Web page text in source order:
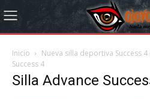
Inicio Nueva silla deportiva Success
Success 4
Silla Advance